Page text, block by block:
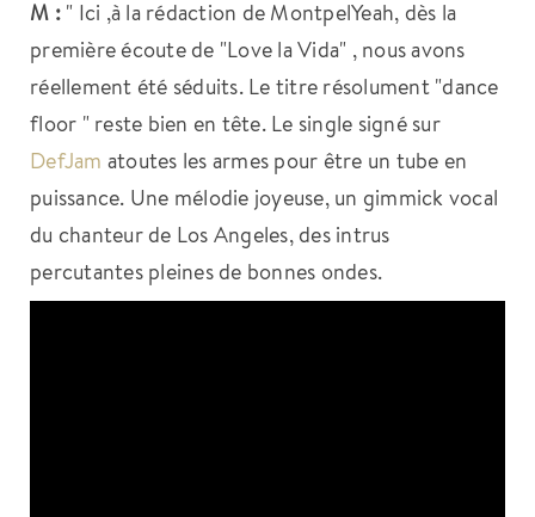
M :" Ici ,à la rédaction de MontpelYeah, dès la
première écoute de "Love la Vida" , nous avons
réellement été séduits. Le titre résolument "dance
floor " reste bien en tête. Le single signé sur
DefJam atoutes les armes pour être un tube en
puissance. Une mélodie joyeuse, un gimmick vocal
du chanteur de Los Angeles, des intrus
percutantes pleines de bonnes ondes.